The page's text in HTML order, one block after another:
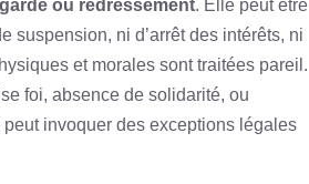
ou redressement. Elle peut être
suspension, ni d’arrêt des intérêts, ni
et morales sont traitées pareil.
foi, absence de solidarité, ou
invoquer des exceptions légales